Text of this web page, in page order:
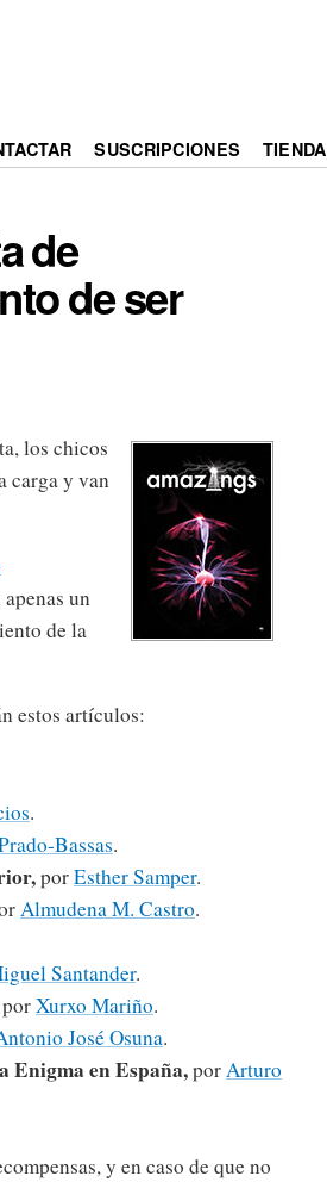
SUSCRIPCIONES TIENDA
de
de ser
los chicos
carga y van
un
de la
estos artículos:
.
Bassas.
porEsther Samper.
Almudena M. Castro.
Santander.
porXurxo Mariño.
José Osuna.
Enigma en España,por Arturo
y en caso de que no